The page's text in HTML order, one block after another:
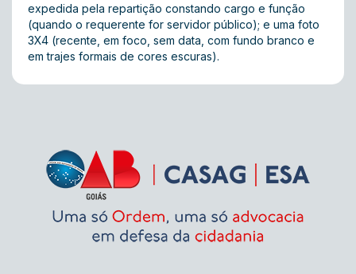
expedida pela repartição constando cargo e função
(quando o requerente for servidor público); e uma foto
3X4 (recente, em foco, sem data, com fundo branco e
em trajes formais de cores escuras).